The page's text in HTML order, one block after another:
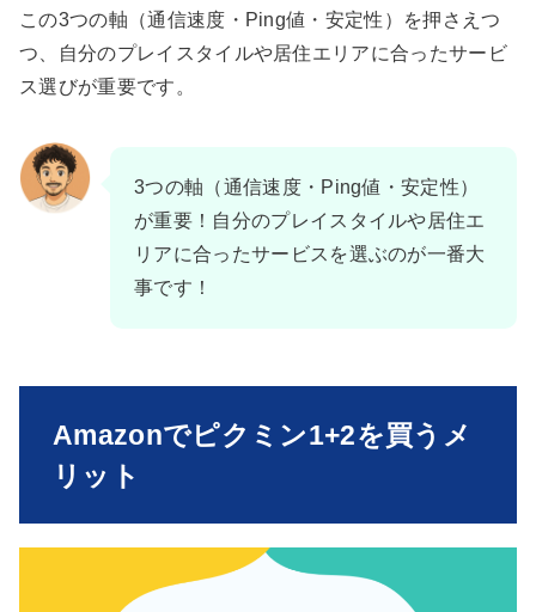
この3つの軸（通信速度・Ping値・安定性）を押さえつ
つ、自分のプレイスタイルや居住エリアに合ったサービ
ス選びが重要です。
3つの軸（通信速度・Ping値・安定性）
が重要！自分のプレイスタイルや居住エ
リアに合ったサービスを選ぶのが一番大
事です！
Amazonでピクミン1+2を買うメ
リット